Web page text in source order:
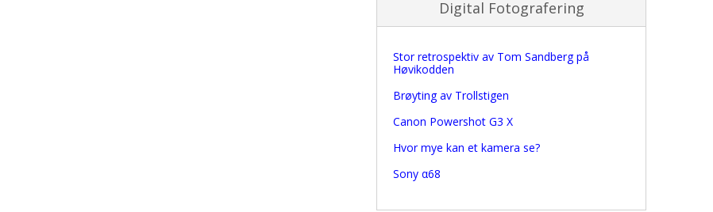
Digital Fotografering
Stor retrospektiv av Tom Sandberg på
Høvikodden
Brøyting av Trollstigen
Canon Powershot G3 X
Hvor mye kan et kamera se?
Sony α68